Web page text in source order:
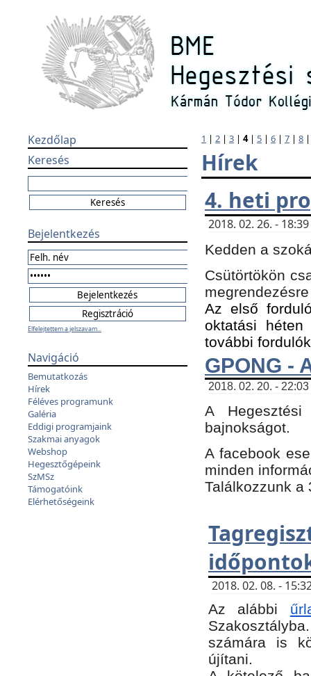
Kezdőlap
Keresés
Bejelentkezés
Elfelejtettem a jelszavam...
Navigáció
Bemutatkozás
Hírek
Féléves programunk
Galéria
Eddigi programjaink
Szakmai anyagok
Webshop
Hegesztőgépeink
SzMSz
Támogatóink
Elérhetőségeink
1 | 2 | 3 | 4| 5 | 6 | 7 | 8
Hírek
4. heti
2018. 02. 26. -
Kedden a
Csütörtökön
Az első
oktatási
további
GPONG -
2018. 02. 20. -
A
bajnokságot.
A facebook
minden
Találkozzunk a
2018. 02. 08. -
Az alábbi
számára is
újítani.